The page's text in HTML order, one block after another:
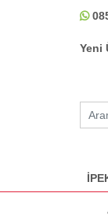
Yeni